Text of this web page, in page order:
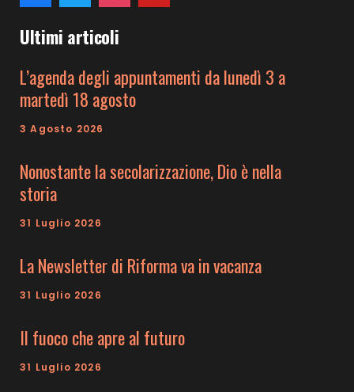
Ultimi articoli
L’agenda degli appuntamenti da lunedì 3 a
martedì 18 agosto
3 Agosto 2026
Nonostante la secolarizzazione, Dio è nella
storia
31 Luglio 2026
La Newsletter di Riforma va in vacanza
31 Luglio 2026
Il fuoco che apre al futuro
31 Luglio 2026